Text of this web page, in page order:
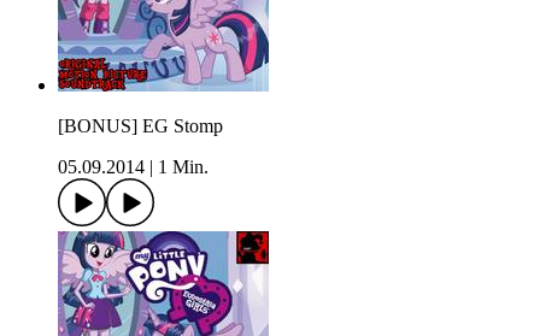
[BONUS] EG Stomp
05.09.2014
1 Min.